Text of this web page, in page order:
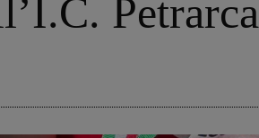
Petrarca